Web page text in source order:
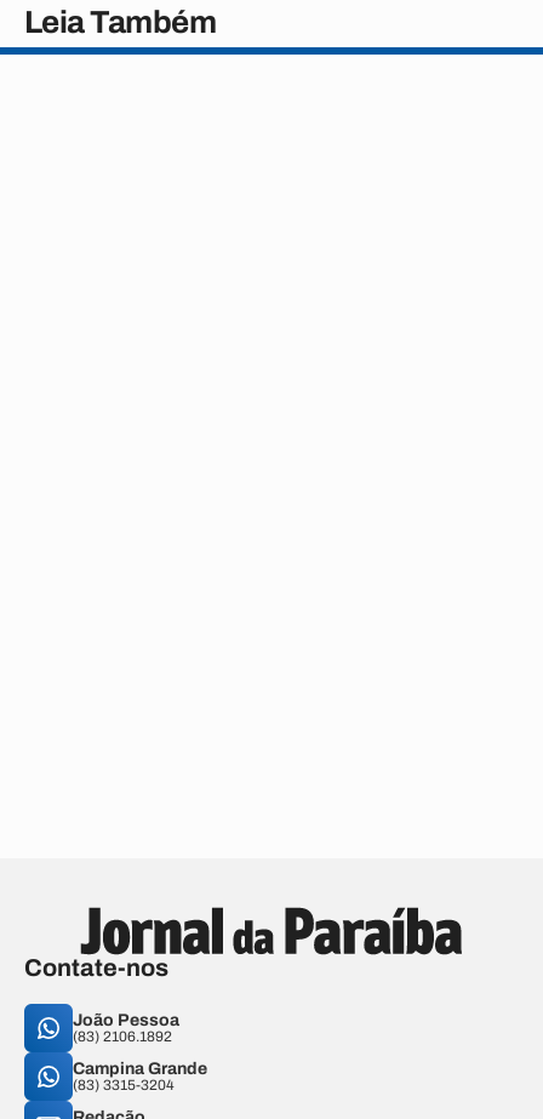
Leia Também
Contate-nos
João Pessoa
(83) 2106.1892
Campina Grande
(83) 3315-3204